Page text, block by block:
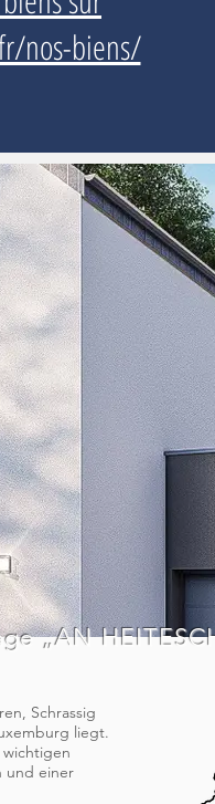
nos-biens/
Schrassig
liegt.
und einer
„AN